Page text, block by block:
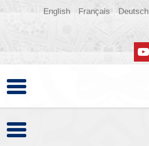
Deutsch
Français
English